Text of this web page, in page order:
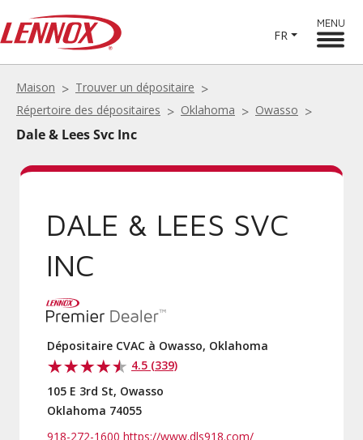
FR
MENU
Maison
Trouver un dépositaire
Répertoire des dépositaires
Oklahoma Owasso
Dale & Lees Svc Inc
DALE & LEES SVC
INC
Dépositaire CVAC à Owasso, Oklahoma
4.5 (339)
105 E 3rd St, Owasso
Oklahoma 74055
918-272-1600 https://www.dls918.com/